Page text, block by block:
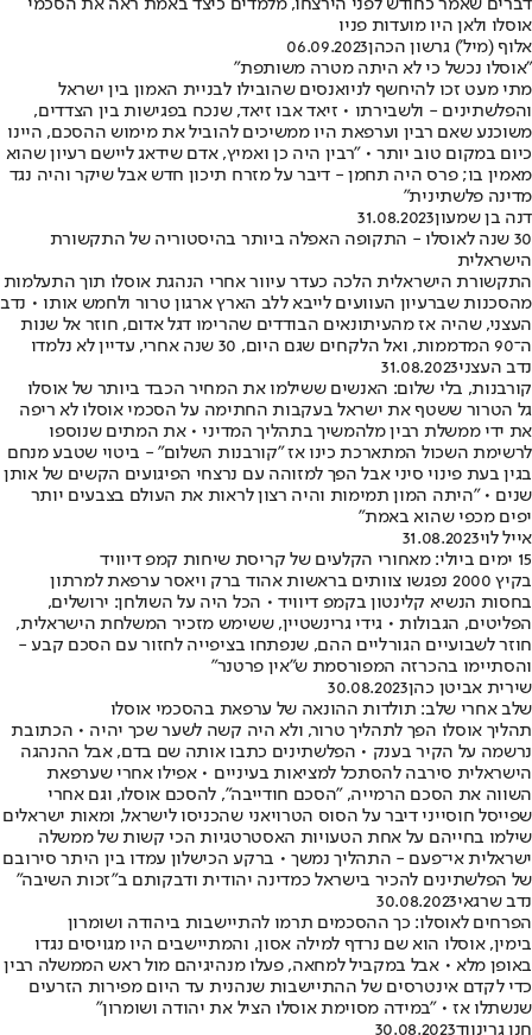
דברים שאמר כחודש לפני הירצחו, מלמדים כיצד באמת ראה את הסכמי
אוסלו ולאן היו מועדות פניו
אלוף (מיל') גרשון הכהן06.09.2023
"אוסלו נכשל כי לא היתה מטרה משותפת"
מתי מעט זכו להיחשף לניואנסים שהובילו לבניית האמון בין ישראל
והפלשתינים - ולשבירתו • זיאד אבו זיאד, שנכח בפגישות בין הצדדים,
משוכנע שאם רבין וערפאת היו ממשיכים להוביל את מימוש ההסכם, היינו
כיום במקום טוב יותר • "רבין היה כן ואמיץ, אדם שידאג ליישם רעיון שהוא
מאמין בו; פרס היה תחמן - דיבר על מזרח תיכון חדש אבל שיקר והיה נגד
מדינה פלשתינית"
דנה בן שמעון31.08.2023
30 שנה לאוסלו - התקופה האפלה ביותר בהיסטוריה של התקשורת
הישראלית
התקשורת הישראלית הלכה כעדר עיוור אחרי הנהגת אוסלו תוך התעלמות
מהסכנות שברעיון העוועים לייבא ללב הארץ ארגון טרור ולחמש אותו • נדב
העצני, שהיה אז מהעיתונאים הבודדים שהרימו דגל אדום, חוזר אל שנות
ה־90 המדממות, ואל הלקחים שגם היום, 30 שנה אחרי, עדיין לא נלמדו
נדב העצני31.08.2023
קורבנות, בלי שלום: האנשים ששילמו את המחיר הכבד ביותר של אוסלו
גל הטרור ששטף את ישראל בעקבות החתימה על הסכמי אוסלו לא ריפה
את ידי ממשלת רבין מלהמשיך בתהליך המדיני • את המתים שנוספו
לרשימת השכול המתארכת כינו אז "קורבנות השלום" - ביטוי שטבע מנחם
בגין בעת פינוי סיני אבל הפך למזוהה עם נרצחי הפיגועים הקשים של אותן
שנים • "היתה המון תמימות והיה רצון לראות את העולם בצבעים יותר
יפים מכפי שהוא באמת"
אייל לוי31.08.2023
15 ימים ביולי: מאחורי הקלעים של קריסת שיחות קמפ דיוויד
בקיץ 2000 נפגשו צוותים בראשות אהוד ברק ויאסר ערפאת למרתון
בחסות הנשיא קלינטון בקמפ דיוויד • הכל היה על השולחן: ירושלים,
הפליטים, הגבולות • גידי גרינשטיין, ששימש מזכיר המשלחת הישראלית,
חוזר לשבועיים הגורליים ההם, שנפתחו בציפייה לחזור עם הסכם קבע -
והסתיימו בהכרזה המפורסמת ש"אין פרטנר"
שירית אביטן כהן30.08.2023
שלב אחרי שלב: תולדות ההונאה של ערפאת בהסכמי אוסלו
תהליך אוסלו הפך לתהליך טרור, ולא היה קשה לשער שכך יהיה • הכתובת
נרשמה על הקיר בענק • הפלשתינים כתבו אותה שם בדם, אבל ההנהגה
הישראלית סירבה להסתכל למציאות בעיניים • אפילו אחרי שערפאת
השווה את הסכם הרמייה, "הסכם חודייבה", להסכם אוסלו, וגם אחרי
שפייסל חוסייני דיבר על הסוס הטרויאני שהכניסו לישראל, ומאות ישראלים
שילמו בחייהם על אחת הטעויות האסטרטגיות הכי קשות של ממשלה
ישראלית אי־פעם - התהליך נמשך • ברקע הכישלון עמדו בין היתר סירובם
של הפלשתינים להכיר בישראל כמדינה יהודית ודבקותם ב"זכות השיבה"
נדב שרגאי30.08.2023
הפרחים לאוסלו: כך ההסכמים תרמו להתיישבות ביהודה ושומרון
בימין, אוסלו הוא שם נרדף למילה אסון, והמתיישבים היו מגויסים נגדו
באופן מלא • אבל במקביל למחאה, פעלו מנהיגיהם מול ראש הממשלה רבין
כדי לקדם אינטרסים של ההתיישבות שנהנית עד היום מפירות הזרעים
שנשתלו אז • "במידה מסוימת אוסלו הציל את יהודה ושומרון"
חנן גרינווד30.08.2023